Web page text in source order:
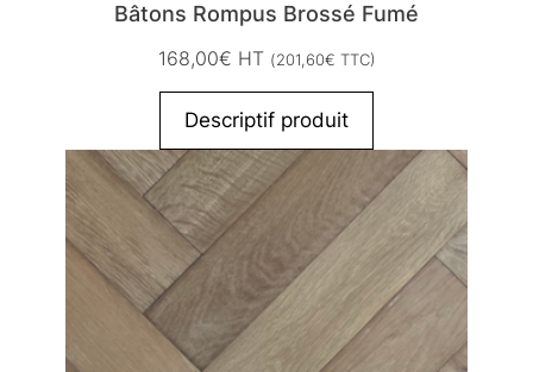
Bâtons Rompus Brossé Fumé
168,00€ HT (201,60€ TTC)
Descriptif produit